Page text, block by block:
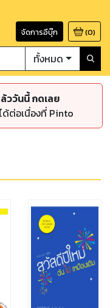
จัดการอีบุ๊ก (0)
ทั้งหมด
ววันนี้ กดเลย
ต่อเนื่องที่ Pinto